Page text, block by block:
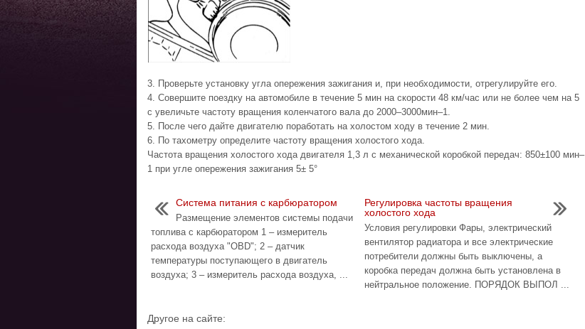
3. Проверьте установку угла опережения зажигания и, при необходимости, отрегулируйте его.
4. Совершите поездку на автомобиле в течение 5 мин на скорости 48 км/час или не более чем на 5
с увеличьте частоту вращения коленчатого вала до 2000–3000мин–1.
5. После чего дайте двигателю поработать на холостом ходу в течение 2 мин.
6. По тахометру определите частоту вращения холостого хода.
Частота вращения холостого хода двигателя 1,3 л с механической коробкой передач: 850±100 мин–
1 при угле опережения зажигания 5± 5°
Система питания с карбюратором
Размещение элементов системы подачи
топлива с карбюратором 1 – измеритель
расхода воздуха "OBD"; 2 – датчик
температуры поступающего в двигатель
воздуха; 3 – измеритель расхода воздуха, ...
Регулировка частоты вращения
холостого хода
Условия регулировки Фары, электрический
вентилятор радиатора и все электрические
потребители должны быть выключены, а
коробка передач должна быть установлена в
нейтральное положение. ПОРЯДОК ВЫПОЛ ...
Другое на сайте: